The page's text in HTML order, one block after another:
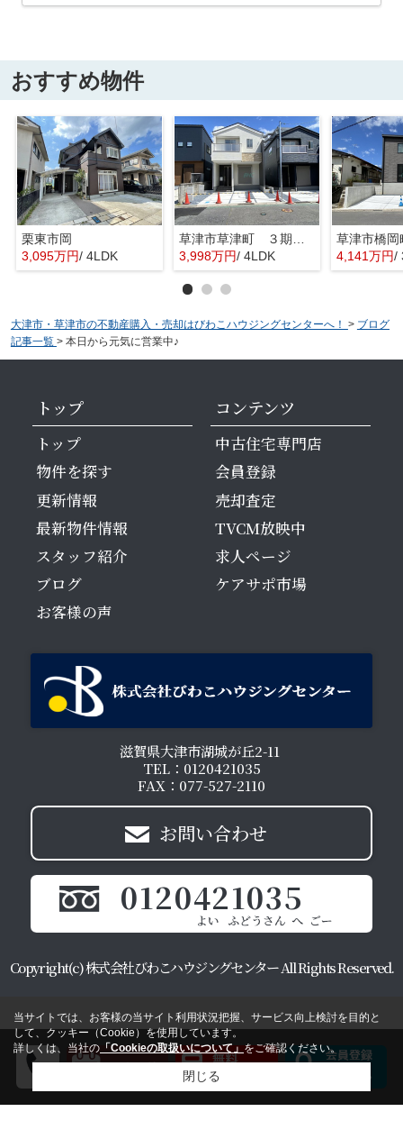
おすすめ物件
栗東市岡
3,095万円/ 4LDK
3,998万円/ 4LDK 4,141万円/
大津市・草津市の不動産購入・売却はびわこハウジングセンターへ！ > ブログ
記事一覧 > 本日から元気に営業中♪
トップ
トップ
物件を探す
更新情報
最新物件情報
スタッフ紹介
ブログ
お客様の声
コンテンツ
中古住宅専門店
会員登録
売却査定
TVCM放映中
求人ページ
ケアサポ市場
滋賀県大津市湖城が丘2-11
TEL：0120421035
FAX：077-527-2110
お問い合わせ
0120421035
Copyright(c) 株式会社びわこハウジングセンター All Rights Reserved.
当サイトでは、お客様の当サイト利用状況把握、サービス向上検討を目的と
して、クッキー（Cookie）を使用しています。
詳しくは、当社の 「Cookieの取扱いについて」 をご確認ください。
閉じる